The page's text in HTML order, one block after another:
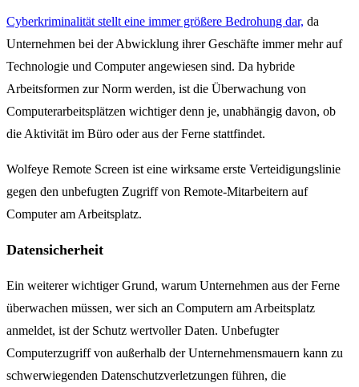
Cyberkriminalität stellt eine immer größere Bedrohung dar, da
Unternehmen bei der Abwicklung ihrer Geschäfte immer mehr auf
Technologie und Computer angewiesen sind. Da hybride
Arbeitsformen zur Norm werden, ist die Überwachung von
Computerarbeitsplätzen wichtiger denn je, unabhängig davon, ob
die Aktivität im Büro oder aus der Ferne stattfindet.
Wolfeye Remote Screen ist eine wirksame erste Verteidigungslinie
gegen den unbefugten Zugriff von Remote-Mitarbeitern auf
Computer am Arbeitsplatz.
Datensicherheit
Ein weiterer wichtiger Grund, warum Unternehmen aus der Ferne
überwachen müssen, wer sich an Computern am Arbeitsplatz
anmeldet, ist der Schutz wertvoller Daten. Unbefugter
Computerzugriff von außerhalb der Unternehmensmauern kann zu
schwerwiegenden Datenschutzverletzungen führen, die